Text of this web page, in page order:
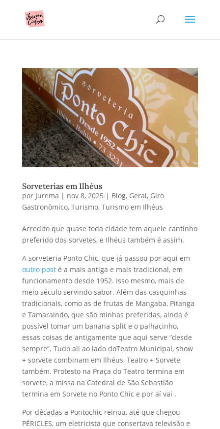
Sorveterias em Ilhéus
por Jurema | nov 8, 2025 | Blog, Geral, Giro
Gastronômico, Turismo, Turismo em Ilhéus
Acredito que quase toda cidade tem aquele cantinho
preferido dos sorvetes, e Ilhéus também é assim.
A sorveteria Ponto Chic, que já passou por aqui em
outro posté a mais antiga e mais tradicional, em
funcionamento desde 1952. Isso mesmo, mais de
meio século servindo sabor. Além das casquinhas
tradicionais, como as de frutas de Mangaba, Pitanga
e Tamaraindo, que são minhas preferidas, ainda é
possível tomar um banana split e o palhacinho,
essas coisas de antigamente que aqui serve “desde
sempre”. Tudo ali ao lado doTeatro Municipal, show
+ sorvete combinam em Ilhéus, Teatro + Sorvete
também. Protesto na Praça do Teatro termina em
sorvete, a missa na Catedral de São Sebastião
termina em Sorvete no Ponto Chic e por aí vai .
Por décadas a Pontochic reinou, até que chegou
PÉRICLES, um eletricista que consertava televisão e